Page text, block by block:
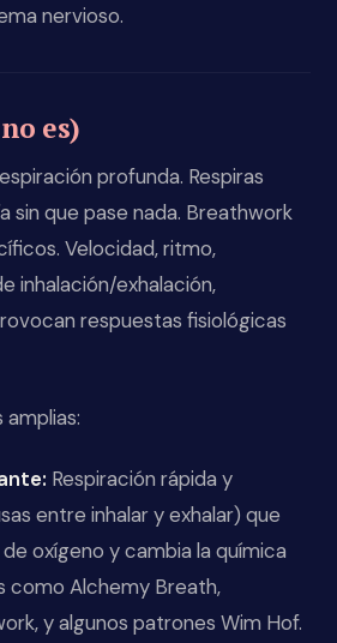
nervioso.
es)
profunda. Respiras
sin que pase nada. Breathwork
Velocidad, ritmo,
inhalación/exhalación,
respuestas fisiológicas
Respiración rápida y
entre inhalar y exhalar) que
oxígeno y cambia la química
como Alchemy Breath,
y algunos patrones Wim Hof.